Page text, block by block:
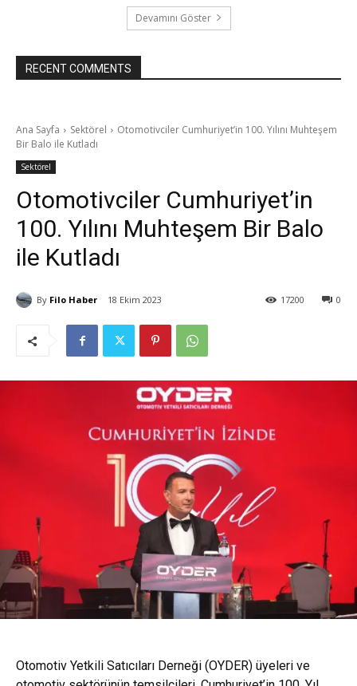
Devamını Göster
RECENT COMMENTS